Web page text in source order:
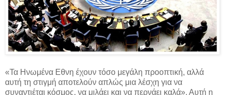
«Τα Ηνωμένα Εθνη έχουν τόσο μεγάλη προοπτική, αλλά
αυτή τη στιγμή αποτελούν απλώς μια λέσχη για να
συναντιέται κόσμος, να μιλάει και να περνάει καλά». Αυτή η